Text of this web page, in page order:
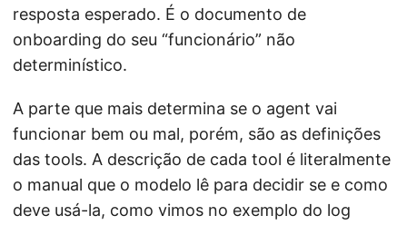
resposta esperado. É o documento de
onboarding do seu “funcionário” não
determinístico.
A parte que mais determina se o agent vai
funcionar bem ou mal, porém, são as definições
das tools. A descrição de cada tool é literalmente
o manual que o modelo lê para decidir se e como
deve usá-la, como vimos no exemplo do log